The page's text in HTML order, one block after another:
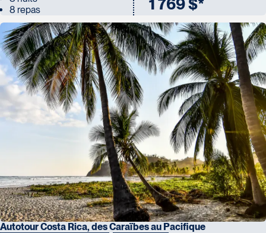
8 repas
1 769 $*
Autotour Costa Rica, des Caraïbes au Pacifique